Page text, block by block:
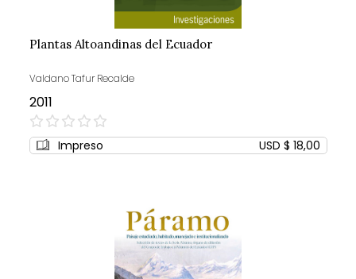
Plantas Altoandinas del Ecuador
Valdano Tafur Recalde
2011
0%
Impreso USD $ 18,00